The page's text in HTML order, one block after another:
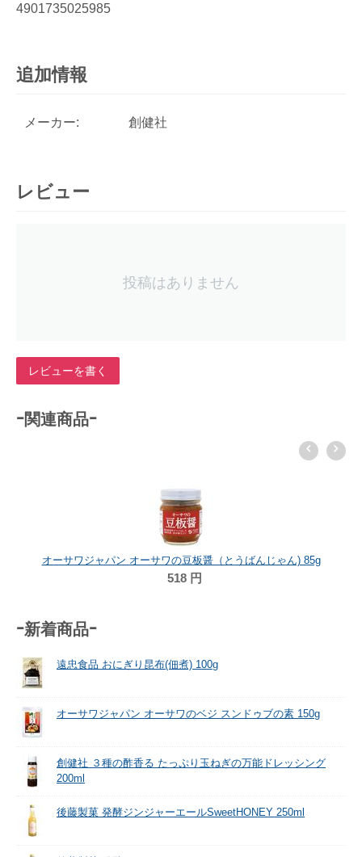
4901735025985
追加情報
メーカー: 創健社
レビュー
投稿はありません
レビューを書く
-関連商品-
オーサワジャパン オーサワの豆板醤（とうばんじゃん) 85g
518 円
-新着商品-
遠忠食品 おにぎり昆布(佃煮) 100g
オーサワジャパン オーサワのベジ スンドゥブの素 150g
創健社 ３種の酢香る たっぷり玉ねぎの万能ドレッシング
200ml
後藤製菓 発酵ジンジャーエールSweetHONEY 250ml